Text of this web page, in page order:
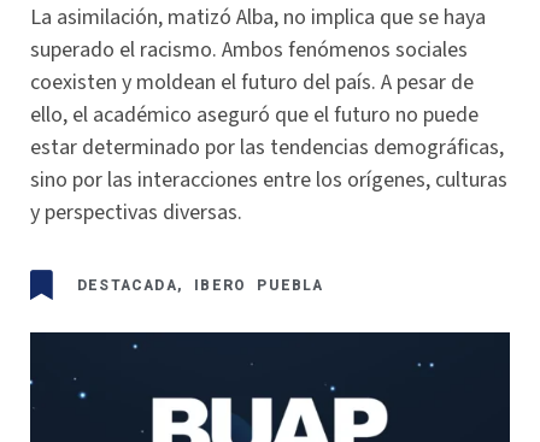
La asimilación, matizó Alba, no implica que se haya
superado el racismo. Ambos fenómenos sociales
coexisten y moldean el futuro del país. A pesar de
ello, el académico aseguró que el futuro no puede
estar determinado por las tendencias demográficas,
sino por las interacciones entre los orígenes, culturas
y perspectivas diversas.
DESTACADA, IBERO PUEBLA